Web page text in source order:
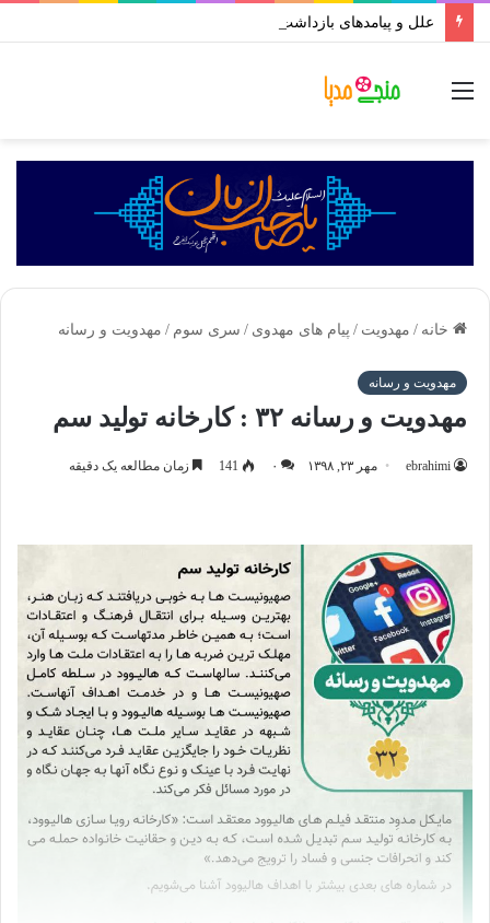
خانه / مهدویت / پیام های مهدوی / سری سوم / مهدویت و رسانه
مهدویت و رسانه
مهدویت و رسانه ۳۲ : کارخانه تولید سم
ebrahimi مهر ۲۳, ۱۳۹۸ ۰ 141 زمان مطالعه یک دقیقه